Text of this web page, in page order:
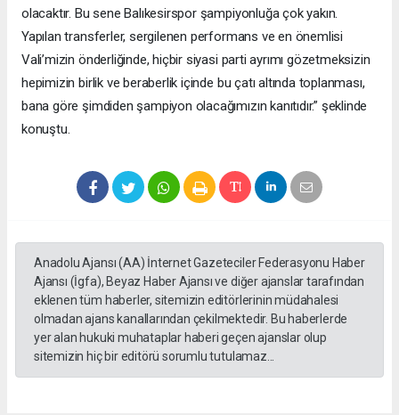
olacaktır. Bu sene Balıkesirspor şampiyonluğa çok yakın.
Yapılan transferler, sergilenen performans ve en önemlisi
Vali’mizin önderliğinde, hiçbir siyasi parti ayrımı gözetmeksizin
hepimizin birlik ve beraberlik içinde bu çatı altında toplanması,
bana göre şimdiden şampiyon olacağımızın kanıtıdır.” şeklinde
konuştu.
Anadolu Ajansı (AA) İnternet Gazeteciler Federasyonu Haber
Ajansı (İgfa), Beyaz Haber Ajansı ve diğer ajanslar tarafından
eklenen tüm haberler, sitemizin editörlerinin müdahalesi
olmadan ajans kanallarından çekilmektedir. Bu haberlerde
yer alan hukuki muhataplar haberi geçen ajanslar olup
sitemizin hiç bir editörü sorumlu tutulamaz...